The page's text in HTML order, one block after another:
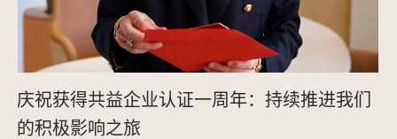
庆祝获得共益企业认证一周年：持续推进我们
的积极影响之旅